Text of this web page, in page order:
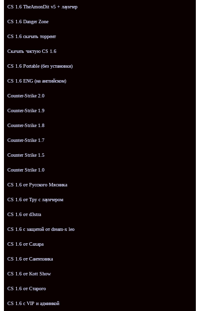
CS 1.6 TheAmonDit v5 + лаунчер
CS 1.6 Danger Zone
CS 1.6 скачать торрент
Скачать чистую CS 1.6
CS 1.6 Portable (без установки)
CS 1.6 ENG (на английском)
Counter-Strike 2.0
Counter-Strike 1.9
Counter-Strike 1.8
Counter-Strike 1.7
Counter Strike 1.5
Counter Strike 1.0
CS 1.6 от Русского Мясника
CS 1.6 от Tpy с лаунчером
CS 1.6 от d3stra
CS 1.6 с защитой от dream-x leo
CS 1.6 от Сахара
CS 1.6 от Сантехника
CS 1.6 от Kott Show
CS 1.6 от Старого
CS 1.6 с VIP и админкой